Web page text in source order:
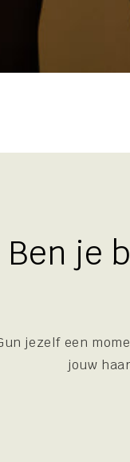
Ben je
jezelf een
jouw